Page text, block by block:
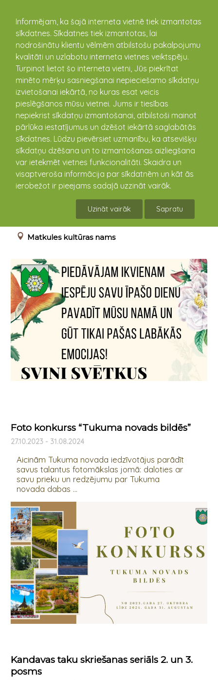
Informējam, ka šajā interneta vietnē tiek izmantotas
sīkdatnes. Sīkdatnes tiek izmantotas, lai
nodrošinātu klientu vēlmēm atbilstošu pakalpojumu
kvalitāti un uzlabotu interneta vietnes veiktspēju.
Turpinot lietot šo interneta vietni, Jūs piekrītat
minēto mērķu sasniegšanai nepieciešamo sīkdatņu
izvietošanai iekārtā, no kuras esat veicis
pieslēgšanos mūsu vietnei. Jums ir tiesības
nepiekrist sīkdatņu izmantošanai, atbilstoši mainot
pārlūka iestatījumus un dzēšot iekārtā saglabātās
sīkdatnes. Lūdzu pievērsiet uzmanību, ka atsevišķu
sīkdatņu dzēšana un to izmantošanas aizliegšana
var ietekmēt vietnes funkcionalitāti. Skaidra un
visaptveroša informācija par sīkdatnēm un kāt ās
ierobežot ir pieejams sadaļā uzzināt vairāk.
Uzināt vairāk Sapratu
kandava.lv
PASĀKUMU
KALENDĀRS
Izvēlies Matkules kultūras namu!
Matkules kultūras nams
Foto konkurss “Tukuma novads bildēs”
27.10.2023 - 31.08.2024
Aicinām Tukuma novada iedzīvotājus parādīt
savus talantus fotomākslas jomā: daloties ar
savu prieku un redzējumu par Tukuma
novada dabas ...
Kandavas taku skriešanas seriāls 2. un 3.
posms